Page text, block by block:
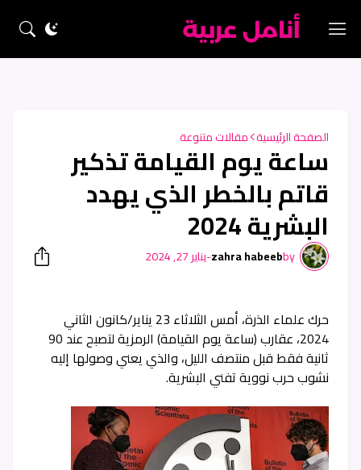
الصفحة الرئيسية مقالات متنوعة
ساعة يوم القيامة تذكير
قاتم بالخطر الذي يهدد
البشرية 2024
by
zahra habeeb
-يناير 27, 2024
حرك علماء الذرة، أمس الثلاثاء 23 يناير/كانون الثاني
2024، عقارب (ساعة يوم القيامة) الرمزية لتصبح عند 90
ثانية فقط قبل منتصف الليل، والذي يعني وصولها إليه
نشوب حرب نووية تفني البشرية.